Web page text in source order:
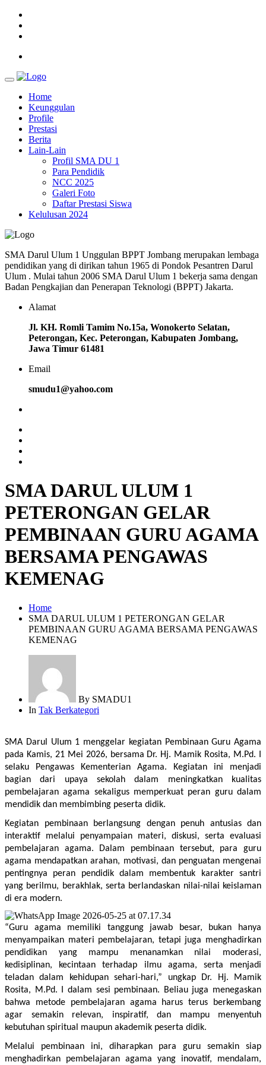
Home
Keunggulan
Profile
Prestasi
Berita
Lain-Lain
Profil SMA DU 1
Para Pendidik
NCC 2025
Galeri Foto
Daftar Prestasi Siswa
Kelulusan 2024
SMA Darul Ulum 1 Unggulan BPPT Jombang merupakan lembaga
pendidikan yang di dirikan tahun 1965 di Pondok Pesantren Darul
Ulum . Mulai tahun 2006 SMA Darul Ulum 1 bekerja sama dengan
Badan Pengkajian dan Penerapan Teknologi (BPPT) Jakarta.
Alamat
Jl. KH. Romli Tamim No.15a, Wonokerto Selatan,
Peterongan, Kec. Peterongan, Kabupaten Jombang,
Jawa Timur 61481
Email
smudu1@yahoo.com
SMA DARUL ULUM 1
PETERONGAN GELAR
PEMBINAAN GURU AGAMA
BERSAMA PENGAWAS
KEMENAG
Home
SMA DARUL ULUM 1 PETERONGAN GELAR
PEMBINAAN GURU AGAMA BERSAMA PENGAWAS
KEMENAG
By SMADU1
In Tak Berkategori
SMA Darul Ulum 1 menggelar kegiatan Pembinaan Guru Agama
pada Kamis, 21 Mei 2026, bersama Dr. Hj. Mamik Rosita, M.Pd. I
selaku Pengawas Kementerian Agama. Kegiatan ini menjadi
bagian dari upaya sekolah dalam meningkatkan kualitas
pembelajaran agama sekaligus memperkuat peran guru dalam
mendidik dan membimbing peserta didik.
Kegiatan pembinaan berlangsung dengan penuh antusias dan
interaktif melalui penyampaian materi, diskusi, serta evaluasi
pembelajaran agama. Dalam pembinaan tersebut, para guru
agama mendapatkan arahan, motivasi, dan penguatan mengenai
pentingnya peran pendidik dalam membentuk karakter santri
yang berilmu, berakhlak, serta berlandaskan nilai-nilai keislaman
di era modern.
“Guru agama memiliki tanggung jawab besar, bukan hanya
menyampaikan materi pembelajaran, tetapi juga menghadirkan
pendidikan yang mampu menanamkan nilai moderasi,
kedisiplinan, kecintaan terhadap ilmu agama, serta menjadi
teladan dalam kehidupan sehari-hari,” ungkap Dr. Hj. Mamik
Rosita, M.Pd. I dalam sesi pembinaan. Beliau juga menegaskan
bahwa metode pembelajaran agama harus terus berkembang
agar semakin relevan, inspiratif, dan mampu menyentuh
kebutuhan spiritual maupun akademik peserta didik.
Melalui pembinaan ini, diharapkan para guru semakin siap
menghadirkan pembelajaran agama yang inovatif, mendalam,